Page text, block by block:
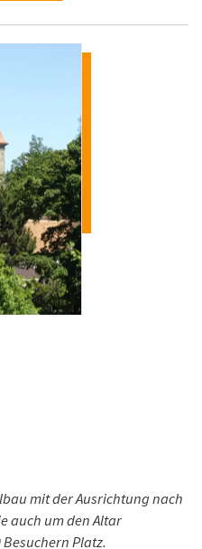
mit der Ausrichtung nach
auch um den Altar
Platz.